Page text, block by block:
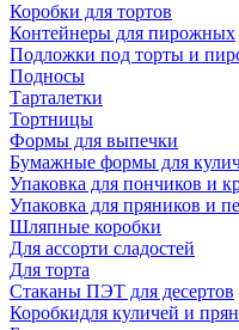
Коробки для тортов
Контейнеры для пирожных
Подложки под торты и
Подносы
Тарталетки
Тортницы
Формы для выпечки
Бумажные формы для
Упаковка для пончиков и
Упаковка для пряников и
Шляпные коробки
Для ассорти сладостей
Для торта
Стаканы ПЭТ для десертов
Коробкидля куличей и